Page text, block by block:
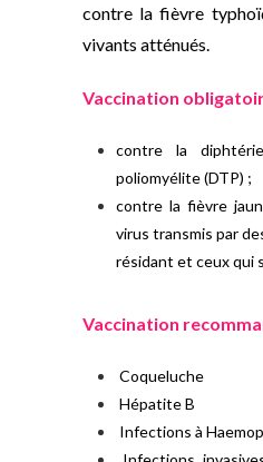
contre la fièvre
vivants atténués.
Vaccination
contre la
poliomyélite (DTP) ;
contre la fièvre
virus transmis par
résidant et ceux qui
Vaccination
Coqueluche
Hépatite B
Infections à